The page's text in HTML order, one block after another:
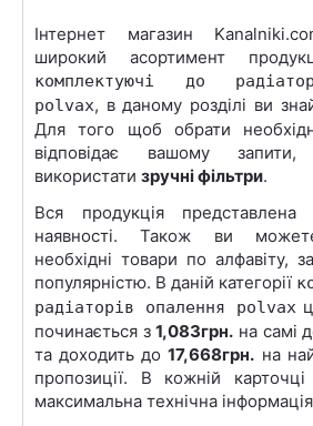
Інтернет магазин
широкий асортимент
комплектуючі до
polvax, в даному розділі ви
Для того щоб обрати
відповідає вашому запити,
використати зручні фільтри.
Вся продукція
наявності. Також ви можете
необхідні товари по алфавіту,
популярністю. В даній категорії
радіаторів опалення polvax
починається з1,083грн. на самі
та доходить до17,668грн. на
пропозиції. В кожній карточці
максимальна технічна